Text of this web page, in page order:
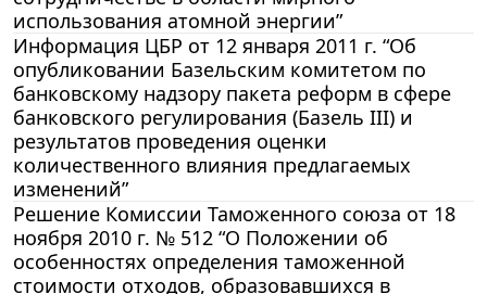
использования атомной энергии”
Информация ЦБР от 12 января 2011 г. “Об
опубликовании Базельским комитетом по
банковскому надзору пакета реформ в сфере
банковского регулирования (Базель III) и
результатов проведения оценки
количественного влияния предлагаемых
изменений”
Решение Комиссии Таможенного союза от 18
ноября 2010 г. № 512 “О Положении об
особенностях определения таможенной
стоимости отходов, образовавшихся в